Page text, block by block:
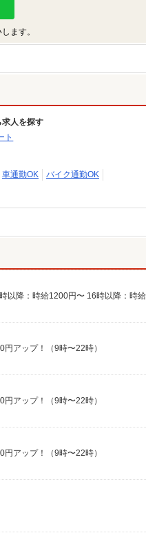
ます。
求人を探す
ト
車通勤OK
バイク通勤OK
アップ！（9時〜22時）
アップ！（9時〜22時）
アップ！（9時〜22時）